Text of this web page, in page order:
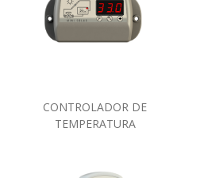
CONTROLADOR DE
TEMPERATURA